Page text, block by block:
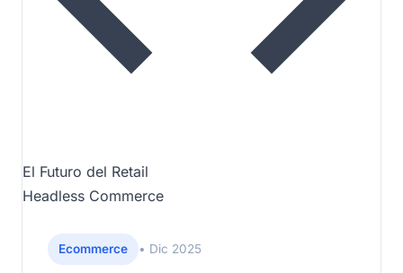
El Futuro del Retail
Headless Commerce
Ecommerce • Dic 2025